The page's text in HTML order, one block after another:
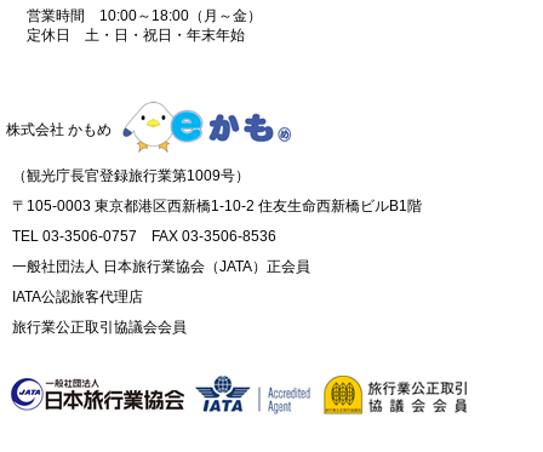
営業時間 10:00～18:00（月～金）
定休日 土・日・祝日・年末年始
株式会社 かもめ
（観光庁長官登録旅行業第1009号）
〒105-0003 東京都港区西新橋1-10-2 住友生命西新橋ビルB1階
TEL 03-3506-0757 FAX 03-3506-8536
一般社団法人 日本旅行業協会（JATA）正会員
IATA公認旅客代理店
旅行業公正取引協議会会員